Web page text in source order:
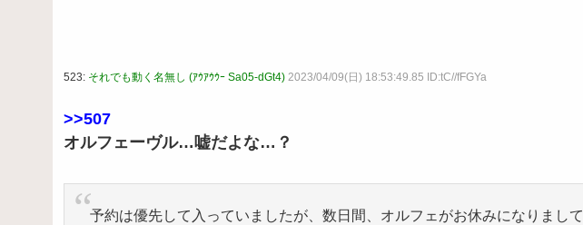
523: それでも動く名無し (ｱｳｱｳｳｰ Sa05-dGt4) 2023/04/09(日) 18:53:49.85 ID:tC//fFGYa
>>507
オルフェーヴル…嘘だよな…？
予約は優先して入っていましたが、数日間、オルフェがお休みになりまして